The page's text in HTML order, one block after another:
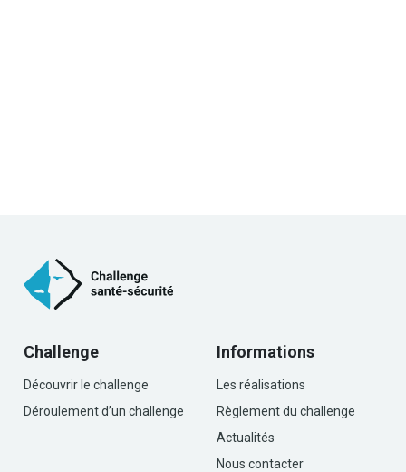
Challenge
Découvrir le challenge
Déroulement d’un challenge
Informations
Les réalisations
Règlement du challenge
Actualités
Nous contacter